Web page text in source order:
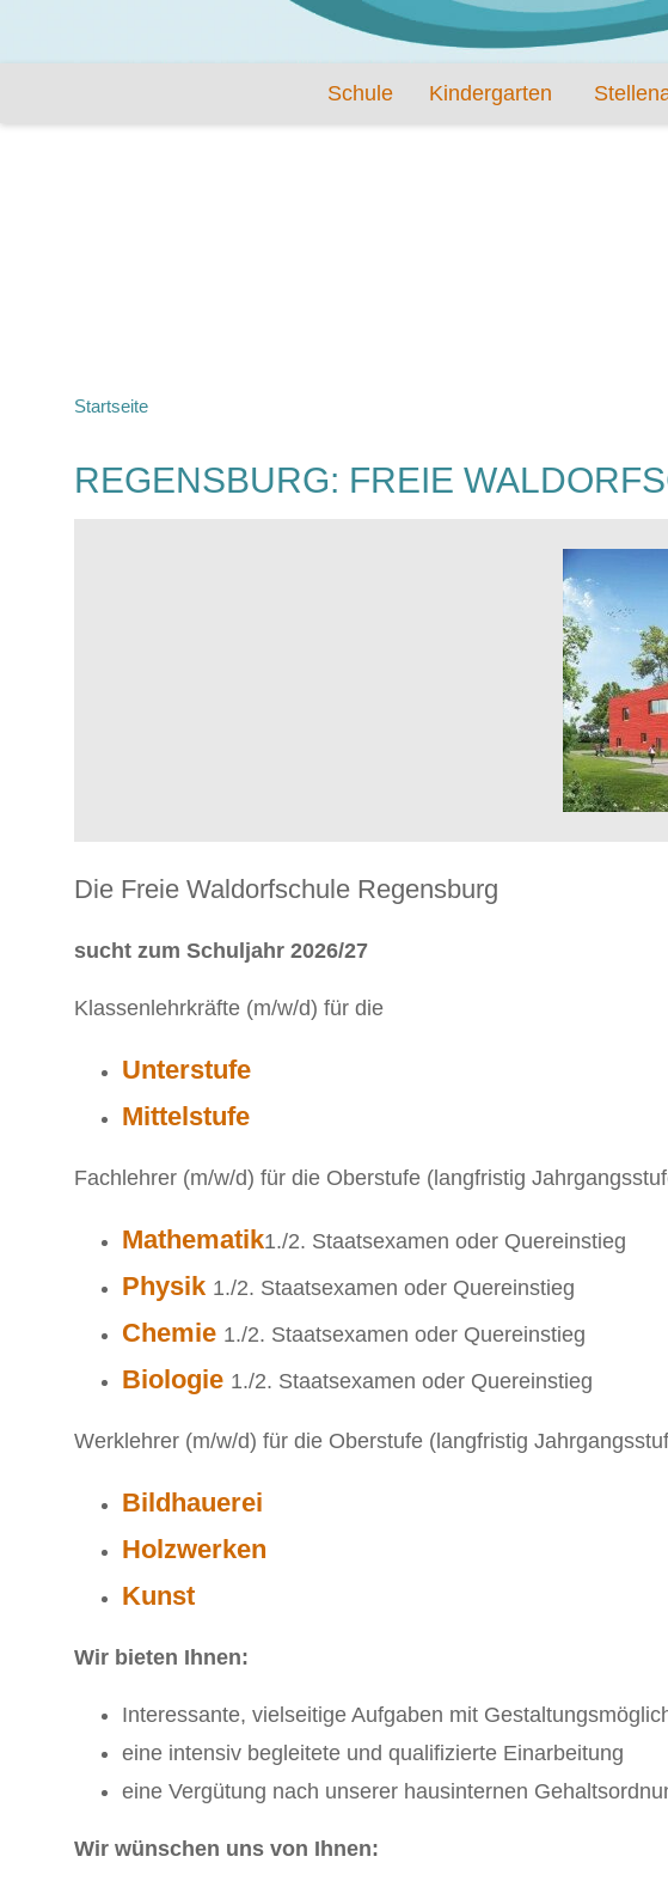
Schule Kindergarten
Startseite
REGENSBURG: FREIE
Die Freie Waldorfschule Regensburg
sucht zum Schuljahr 2026/27
Klassenlehrkräfte (m/w/d) für die
Unterstufe
Mittelstufe
Fachlehrer (m/w/d) für die Oberstufe (langfristig
Mathematik1./2. Staatsexamen oder Quereinstieg
Physik 1./2. Staatsexamen oder Quereinstieg
Chemie 1./2. Staatsexamen oder Quereinstieg
Biologie 1./2. Staatsexamen oder Quereinstieg
Werklehrer (m/w/d) für die Oberstufe (langfristig
Bildhauerei
Holzwerken
Kunst
Wir bieten Ihnen:
Interessante, vielseitige Aufgaben mit
eine intensiv begleitete und qualifizierte Einarbeitung
eine Vergütung nach unserer hausinternen
Wir wünschen uns von Ihnen: